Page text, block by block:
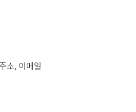
소, 이메일